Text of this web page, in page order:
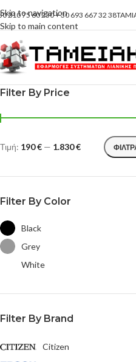
Skip to navigation
Skip to main content
210 75 60 230 + 30 693 667 32 38
Filter By Price
Τιμή: 190 € — 1.830 €
Filter By Color
Black
Grey
White
Filter By Brand
Citizen